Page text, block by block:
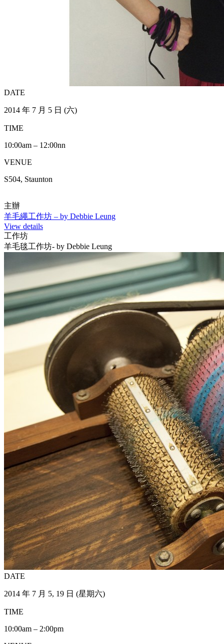
DATE
2014 年 7 月 5 日 (六)
TIME
10:00am – 12:00nn
VENUE
S504, Staunton
主辦
羊毛繩工作坊 – by Debbie Leung
View details
工作坊
羊毛毯工作坊- by Debbie Leung
DATE
2014 年 7 月 5, 19 日 (星期六)
TIME
10:00am – 2:00pm